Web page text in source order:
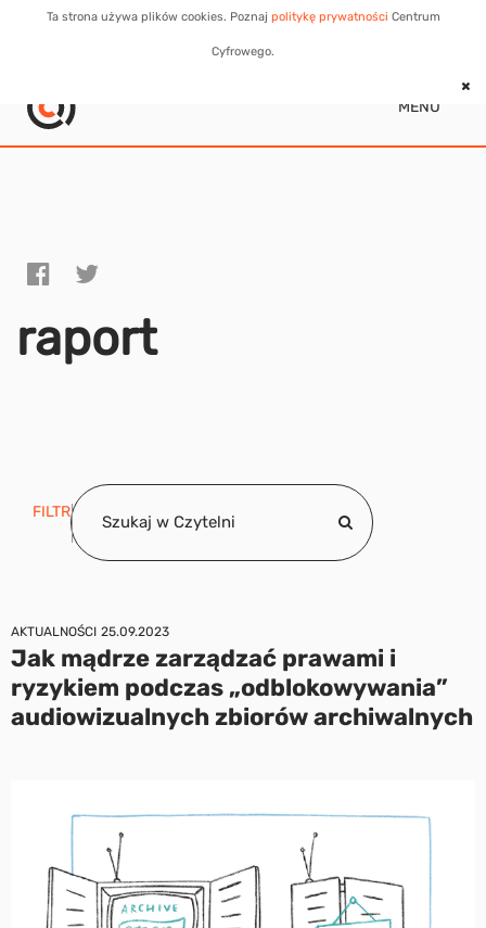
Ta strona używa plików cookies. Poznaj politykę prywatności Centrum
Cyfrowego.
MENU
raport
FILTR
AKTUALNOŚCI 25.09.2023
Jak mądrze zarządzać prawami i
ryzykiem podczas „odblokowywania”
audiowizualnych zbiorów archiwalnych